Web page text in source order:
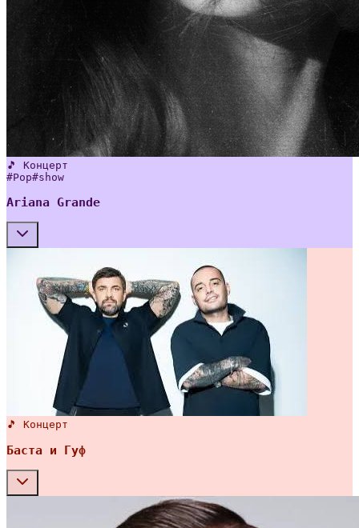
🎵 Концерт
#Pop#show
Ariana Grande
🎵 Концерт
Баста и Гуф